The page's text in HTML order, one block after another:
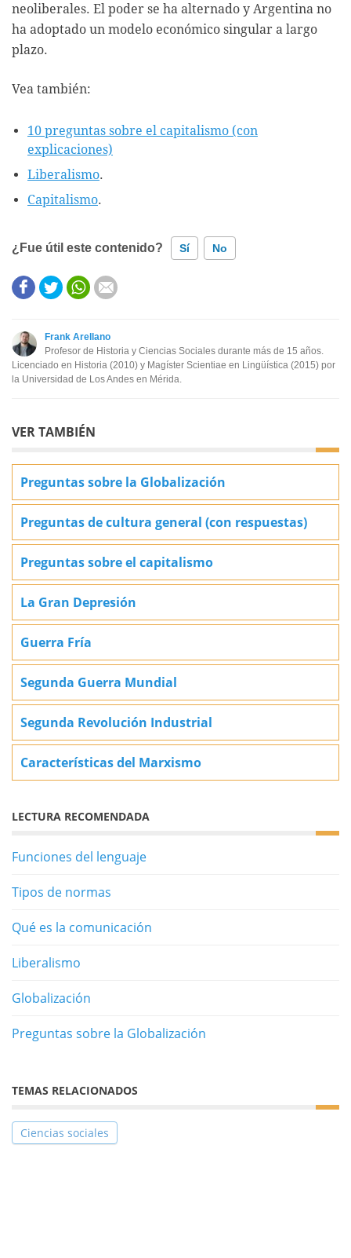
neoliberales. El poder se ha alternado y Argentina no
ha adoptado un modelo económico singular a largo
plazo.
Vea también:
10 preguntas sobre el capitalismo (con
explicaciones)
Liberalismo.
Capitalismo.
¿Fue útil este contenido? Sí No
Este contenido contiene información incorrecta
Otro
Frank Arellano
Profesor de Historia y Ciencias Sociales durante más de 15 años.
Licenciado en Historia (2010) y Magíster Scientiae en Lingüística (2015) por
la Universidad de Los Andes en Mérida.
VER TAMBIÉN
Preguntas sobre la Globalización
Preguntas de cultura general (con respuestas)
Preguntas sobre el capitalismo
La Gran Depresión
Guerra Fría
Segunda Guerra Mundial
Segunda Revolución Industrial
Características del Marxismo
LECTURA RECOMENDADA
Funciones del lenguaje
Tipos de normas
Qué es la comunicación
Liberalismo
Globalización
Preguntas sobre la Globalización
TEMAS RELACIONADOS
Ciencias sociales